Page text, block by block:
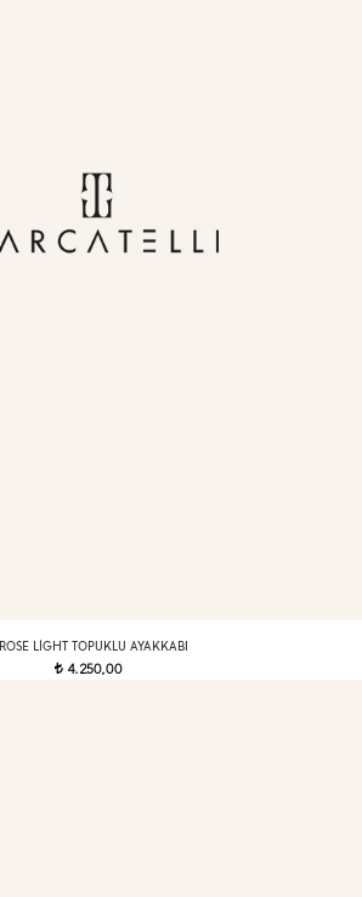
ROSE LIGHT TOPUKLU AYAKKABI
t 4.250,00